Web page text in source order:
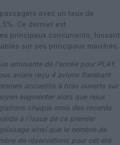
avec un taux de
Ce dernier est
principaux concurrents, hissant
sur ses principaux marchés.
amusante de l’année pour PLAY,
avons reçu 4 avions flambant
accueillis à bras ouverts sur
augmenter alors que nous
chaque mois des records
à l’issue de ce premier
ainsi que le nombre de
de réservations pour cet été